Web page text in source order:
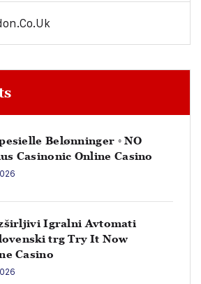
Belønninger ◦ NO
Casinonic Online Casino
Igralni Avtomati
trg Try It Now
Casino